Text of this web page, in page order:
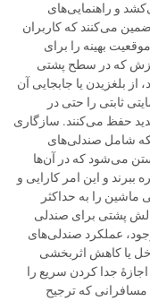
و راهنمایی‌های
می‌کنند که کاربران
بهینه را برای
که در سطح پشتی
بلغزیدن یا جابجایی آن
ثابتی را حتی در
حفظ می‌کنند. سازگاری
شامل صندلی‌های
می‌شود که در آن‌ها
و این امر کارایی و
را به حداکثر
پشتی برای صندلی
عملکرد صندلی‌های
یا کاهش اثربخشی
جدا کردن سریع را
مسافرانی که ترجیح